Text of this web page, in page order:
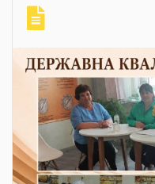
розвитку
частиною зустрічі
працівників
[…]